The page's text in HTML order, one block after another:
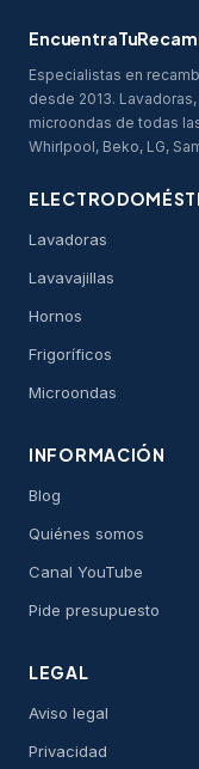
Especialistas en
desde 2013.
microondas de todas
Whirlpool, Beko, LG,
Lavadoras
Lavavajillas
Hornos
Frigoríficos
Microondas
INFORMACIÓN
Blog
Quiénes somos
Canal YouTube
Pide presupuesto
LEGAL
Aviso legal
Privacidad